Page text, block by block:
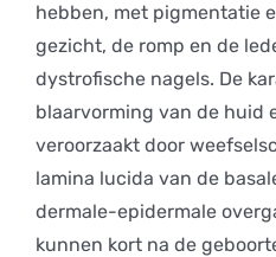
hebben, met pigmentatie
gezicht, de romp en de
dystrofische nagels. De
blaarvorming van de huid
veroorzaakt door
lamina lucida van de
dermale-epidermale
kunnen kort na de